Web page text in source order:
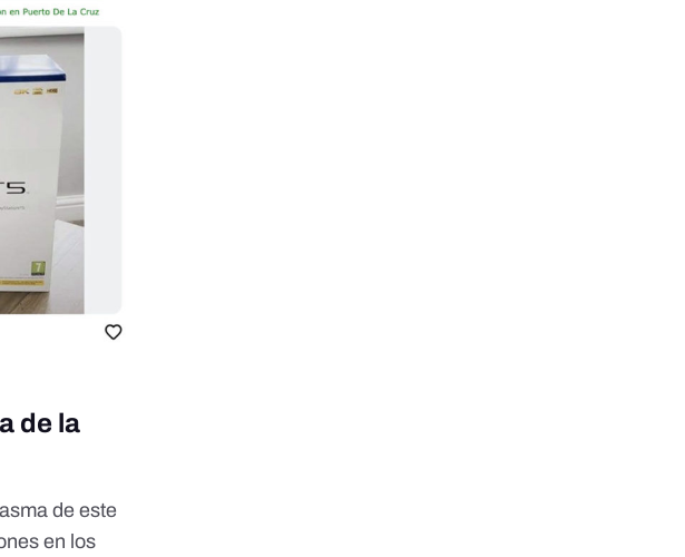
de la
de este
en los